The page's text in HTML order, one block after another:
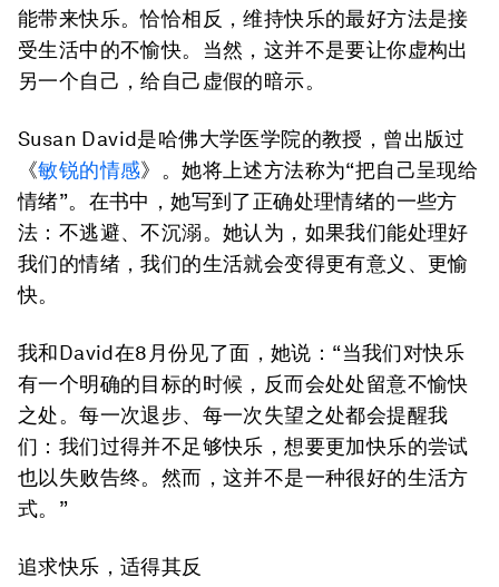
能带来快乐。恰恰相反，维持快乐的最好方法是接
受生活中的不愉快。当然，这并不是要让你虚构出
另一个自己，给自己虚假的暗示。
Susan David是哈佛大学医学院的教授，曾出版过
《敏锐的情感》。她将上述方法称为“把自己呈现给
情绪”。在书中，她写到了正确处理情绪的一些方
法：不逃避、不沉溺。她认为，如果我们能处理好
我们的情绪，我们的生活就会变得更有意义、更愉
快。
我和David在8月份见了面，她说：“当我们对快乐
有一个明确的目标的时候，反而会处处留意不愉快
之处。每一次退步、每一次失望之处都会提醒我
们：我们过得并不足够快乐，想要更加快乐的尝试
也以失败告终。然而，这并不是一种很好的生活方
式。”
追求快乐，适得其反